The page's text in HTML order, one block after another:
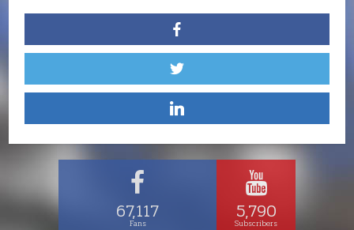
67,117
Fans 5,790
Subscribers